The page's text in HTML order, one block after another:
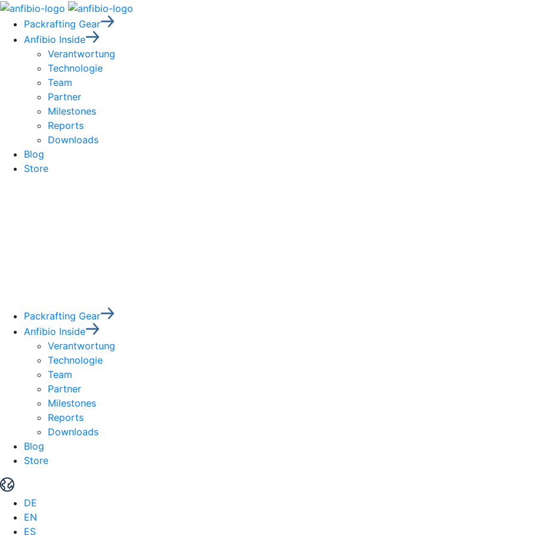
Packrafting Gear
Anfibio Inside
Verantwortung
Technologie
Team
Partner
Milestones
Reports
Downloads
Blog
Store
Packrafting Gear
Anfibio Inside
Verantwortung
Technologie
Team
Partner
Milestones
Reports
Downloads
Blog
Store
DE
EN
ES